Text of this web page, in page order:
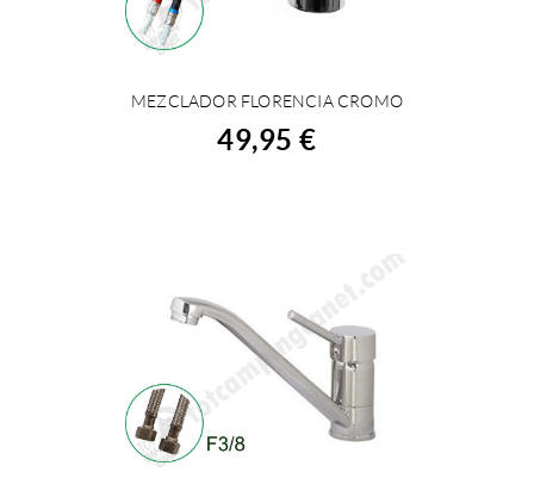
COMPRAR
MEZCLADOR FLORENCIA CROMO
49,95 €